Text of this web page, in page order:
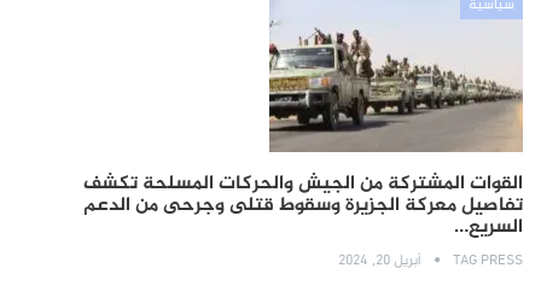
القوات المشتركة من الجيش والحركات المسلحة تكشف
تفاصيل معركة الجزيرة وسقوط قتلى وجرحى من الدعم
السريع…
TAG PRESS أبريل 20, 2024